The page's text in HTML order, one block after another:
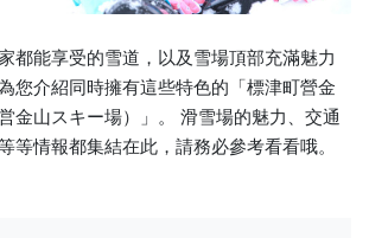
都能享受的雪道，以及雪場頂部充滿魅力
您介紹同時擁有這些特色的「標津町營金
金山スキー場）」。 滑雪場的魅力、交通
等情報都集結在此，請務必參考看看哦。